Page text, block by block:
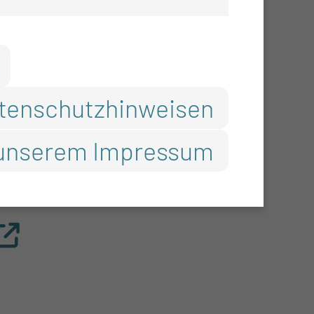
ich’s meinem Kind? –
Impressum